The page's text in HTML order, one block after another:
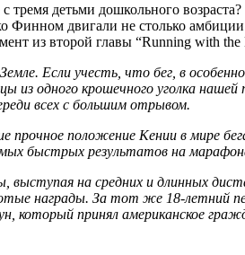
тремя детьми дошкольного
Финном двигали не столько амбиции
из второй главы “Running with the
Если учесть, что бег, в
из одного крошечного уголка
всех с большим отрывом.
положение Кении в мире
быстрых результатов на
выступая на средних и длинных
награды. За тот же 18-летний
который принял американское